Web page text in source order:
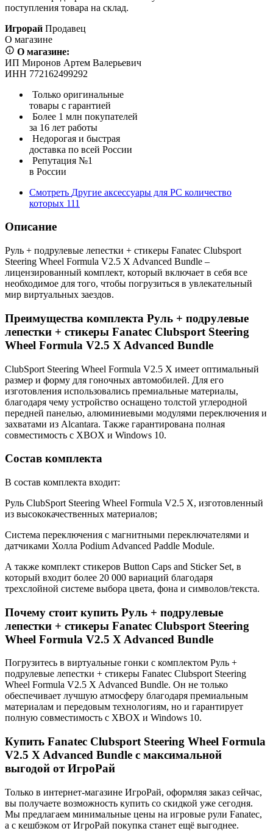
поступления товара на склад.
Игрорай Продавец
О магазине
О магазине:
ИП Миронов Артем Валерьевич
ИНН 772162499292
Только оригинальные
товары с гарантией
Более 1 млн покупателей
за 16 лет работы
Недорогая и быстрая
доставка по всей России
Репутация №1
в России
Смотреть Другие аксессуары для PC количество
которых 111
Описание
Руль + подрулевые лепестки + стикеры Fanatec Clubsport
Steering Wheel Formula V2.5 X Advanced Bundle –
лицензированный комплект, который включает в себя все
необходимое для того, чтобы погрузиться в увлекательный
мир виртуальных заездов.
Преимущества комплекта Руль + подрулевые
лепестки + стикеры Fanatec Clubsport Steering
Wheel Formula V2.5 X Advanced Bundle
ClubSport Steering Wheel Formula V2.5 X имеет оптимальный
размер и форму для гоночных автомобилей. Для его
изготовления использовались премиальные материалы,
благодаря чему устройство оснащено толстой углеродной
передней панелью, алюминиевыми модулями переключения и
захватами из Alcantara. Также гарантирована полная
совместимость с XBOX и Windows 10.
Состав комплекта
В состав комплекта входит:
Руль ClubSport Steering Wheel Formula V2.5 X, изготовленный
из высококачественных материалов;
Система переключения с магнитными переключателями и
датчиками Холла Podium Advanced Paddle Module.
А также комплект стикеров Button Caps and Sticker Set, в
который входит более 20 000 вариаций благодаря
трехслойной системе выбора цвета, фона и символов/текста.
Почему стоит купить Руль + подрулевые
лепестки + стикеры Fanatec Clubsport Steering
Wheel Formula V2.5 X Advanced Bundle
Погрузитесь в виртуальные гонки с комплектом Руль +
подрулевые лепестки + стикеры Fanatec Clubsport Steering
Wheel Formula V2.5 X Advanced Bundle. Он не только
обеспечивает лучшую атмосферу благодаря премиальным
материалам и передовым технологиям, но и гарантирует
полную совместимость с XBOX и Windows 10.
Купить Fanatec Clubsport Steering Wheel Formula
V2.5 X Advanced Bundle с максимальной
выгодой от ИгроРай
Только в интернет-магазине ИгроРай, оформляя заказ сейчас,
вы получаете возможность купить со скидкой уже сегодня.
Мы предлагаем минимальные цены на игровые рули Fanatec,
а с кешбэком от ИгроРай покупка станет ещё выгоднее.